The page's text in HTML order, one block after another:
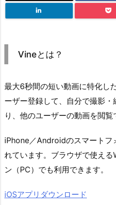
Vineとは？
最大6秒間の短い動画に特化し
ーザー登録して、自分で撮影
り、他のユーザーの動画を閲覧
iPhone／Androidのスマートフ
れています。ブラウザで使え
ン（PC）でも利用できます。
iOSアプリダウンロード